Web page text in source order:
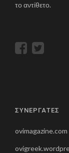
το αντίθετο.
ΣΥΝΕΡΓΑΤΕΣ
ovimagazine.com